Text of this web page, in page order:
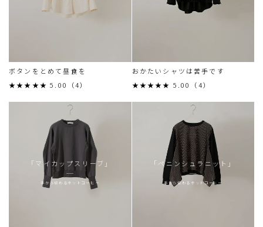
ボタンをとめて昼食を
★★★★★ 5.00（4）
おかたいシャツは苦手です
★★★★★ 5.00（4）
「マイカップスリーブ」
手から伝わるホットコーヒー
「ペニンシュラニット」
手から伝わるホットコーヒー